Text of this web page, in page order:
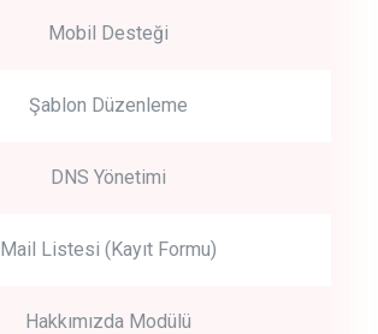
Mobil Desteği
Şablon Düzenleme
DNS Yönetimi
Mail Listesi (Kayıt Formu)
Hakkımızda Modülü